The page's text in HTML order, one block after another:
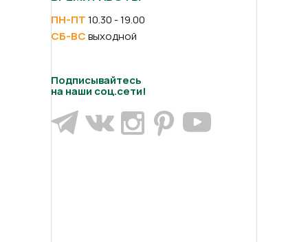
ПН-ПТ10.30 - 19.00
СБ-ВСвыходной
Подписывайтесь
на наши соц.сети!